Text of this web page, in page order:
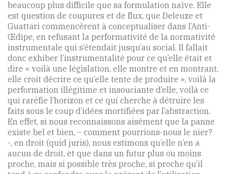
beaucoup plus difficile que sa formulation naïve. Elle
est question de coupures et de flux, que Deleuze et
Guattari commencèrent à conceptualiser dans l’Anti-
Œdipe, en refusant la performativité de la normativité
instrumentale qui s’étendait jusqu’au social. Il fallait
donc exhiber l’instrumentalité pour ce qu’elle était et
dire « voilà une législation, elle montre et en montrant,
elle croit décrire ce qu’elle tente de produire », voilà la
performation illégitime et insouciante d’elle, voilà ce
qui raréfie l’horizon et ce qui cherche à détruire les
faits sous le coup d’idées mortifiées par l’abstraction.
En effet, si nous reconnaissons aisément que la panne
existe bel et bien, – comment pourrions-nous le nier?
-, en droit (quid juris), nous estimons qu’elle n’en a
aucun de droit, et que dans un futur plus ou moins
proche, mais si possible très proche, si proche qu’il